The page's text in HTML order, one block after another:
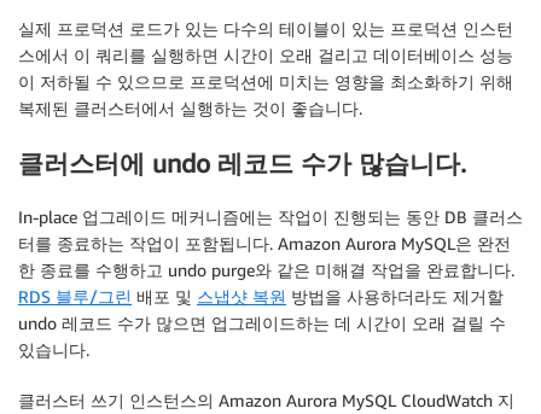
실제 프로덕션 로드가 있는 다수의 테이블이 있는 프로덕션 인스턴
스에서 이 쿼리를 실행하면 시간이 오래 걸리고 데이터베이스 성능
이 저하될 수 있으므로 프로덕션에 미치는 영향을 최소화하기 위해
복제된 클러스터에서 실행하는 것이 좋습니다.
클러스터에 undo 레코드 수가 많습니다.
In-place 업그레이드 메커니즘에는 작업이 진행되는 동안 DB 클러스
터를 종료하는 작업이 포함됩니다. Amazon Aurora MySQL은 완전
한 종료를 수행하고 undo purge와 같은 미해결 작업을 완료합니다.
RDS 블루/그린 배포 및 스냅샷 복원 방법을 사용하더라도 제거할
undo 레코드 수가 많으면 업그레이드하는 데 시간이 오래 걸릴 수
있습니다.
클러스터 쓰기 인스턴스의 Amazon Aurora MySQL CloudWatch 지